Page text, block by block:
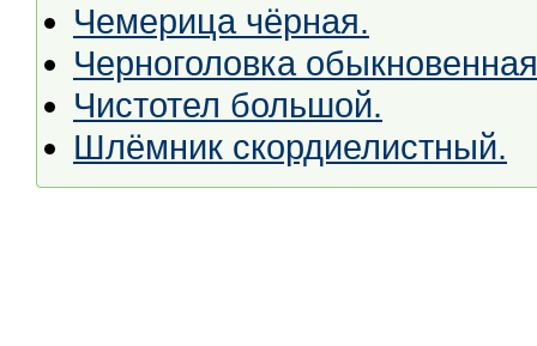
Чемерица чёрная.
Черноголовка
Чистотел большой.
Шлёмник скордиелистный.